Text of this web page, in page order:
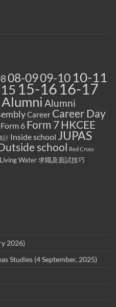
08-0909-10 10-11
15-16 16-17
Alumni Alumni
Career Career Day
Form 6 Form 7HKCEE
計 Inside school JUPAS
school Red Cross
Water 求職及面試技巧
2026)
Studies (4 September, 2025)